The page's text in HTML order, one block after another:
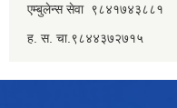
एम्बुलेन्स सेवा ९८४१७४३८८१
ह. स. चा.९८४४३७२७१५